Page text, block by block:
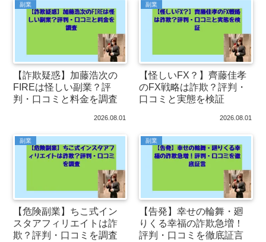
副業
【詐欺疑惑】加藤浩次の
FIREは怪しい副業？評
判・口コミと料金を調査
2026.08.01
副業
【怪しいFX？】齊藤佳孝
のFX戦略は詐欺？評判・
口コミと実態を検証
2026.08.01
副業
【危険副業】ちこ式イン
スタアフィリエイトは詐
欺？評判・口コミを調査
副業
【告発】幸せの輪舞・廻
りくる幸福の詐欺急増！
評判・口コミを徹底証言